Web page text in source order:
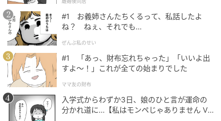
ブログ：ツムママ（ ツムママは静かに暮らしたい
#101 あんたの家族に全てバラしたい
前の話
#1 お義姉さんたちくるって、私話したよ
ね？ ねぇ、それでも…
ぜんぶ私のせい
#1 「あっ、財布忘れちゃった」「いいよ出
すよ〜！」これが全ての始まりでした
ママ友の財布
入学式からわずか3日、娘のひと言が運命の
分かれ道に…【私はモンペじゃありません Vo